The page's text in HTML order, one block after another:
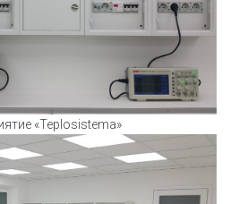
«Teplosistema»